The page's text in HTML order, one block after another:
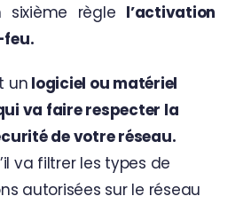
sixième règle l’activation
.
un logiciel ou matériel
va faire respecter la
de votre réseau.
va filtrer les types de
autorisées sur le réseau